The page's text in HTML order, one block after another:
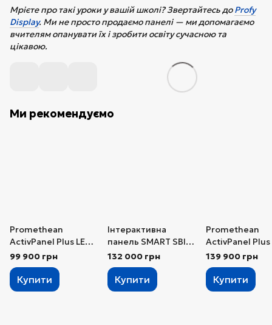
Мрієте про такі уроки у вашій школі? Звертайтесь доProfy
Display. Ми не просто продаємо панелі — ми допомагаємо
вчителям опанувати їх і зробити освіту сучасною та
цікавою.
Ми рекомендуємо
Promethean
ActivPanel Plus LE
75″
99 900 грн
Купити
Інтерактивна
панель SMART SBID-
GX186-V4
132 000 грн
Купити
Promethean
ActivPanel Plus
86"
139 900 грн
Купити